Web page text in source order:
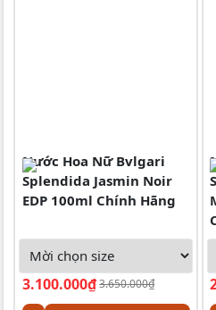
Nước Hoa Nữ Bvlgari
Splendida Jasmin Noir
EDP 100ml Chính Hãng
3.100.000₫ 3.650.000₫